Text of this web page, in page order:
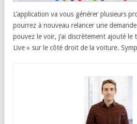
L’application va vous générer plusieurs
pourrez à nouveau relancer une
pouvez le voir, j’ai discrètement ajouté le
Live » sur le côté droit de la voiture.